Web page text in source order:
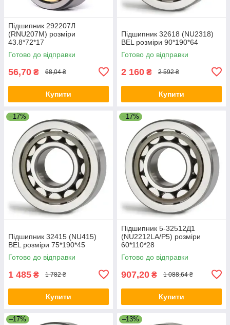
Підшипник 292207Л
(RNU207M) розміри
43.8*72*17
Готово до відправки
56,70 ₴ 68,04 ₴
Купити
Підшипник 32618 (NU2318)
BEL розміри 90*190*64
Готово до відправки
2 160 ₴ 2 592 ₴
Купити
–17%
Підшипник 32415 (NU415)
BEL розміри 75*190*45
Готово до відправки
1 485 ₴ 1 782 ₴
Купити
–17%
Підшипник 5-32512Д1
(NU2212LA/P5) розміри
60*110*28
Готово до відправки
907,20 ₴ 1 088,64 ₴
Купити
–17% –13%